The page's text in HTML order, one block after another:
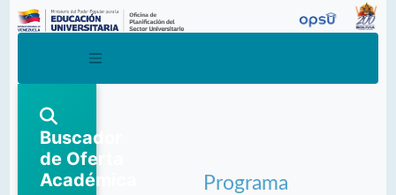
Buscador
de Oferta
Académica
Programa